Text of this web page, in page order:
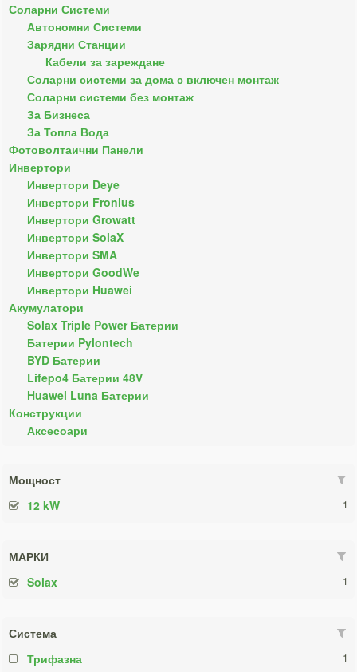
Соларни Системи
Автономни Системи
Зарядни Станции
Кабели за зареждане
Соларни системи за дома с включен монтаж
Соларни системи без монтаж
За Бизнеса
За Топла Вода
Фотоволтаични Панели
Инвертори
Инвертори Deye
Инвертори Fronius
Инвертори Growatt
Инвертори SolaX
Инвертори SMA
Инвертори GoodWe
Инвертори Huawei
Акумулатори
Solax Triple Power Батерии
Батерии Pylontech
BYD Батерии
Lifepo4 Батерии 48V
Huawei Luna Батерии
Конструкции
Аксесоари
Мощност
12 kW
1
МАРКИ
Solax
1
Система
Трифазна
1